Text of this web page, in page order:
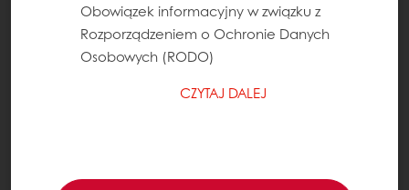
Obowiązek informacyjny w związku z
Rozporządzeniem o Ochronie Danych
Osobowych (RODO)
CZYTAJ DALEJ